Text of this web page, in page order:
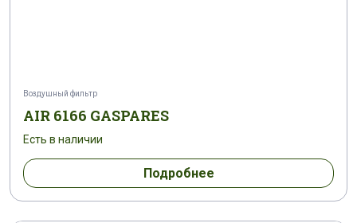
Воздушный фильтр
AIR 6166 GASPARES
Есть в наличии
Подробнее